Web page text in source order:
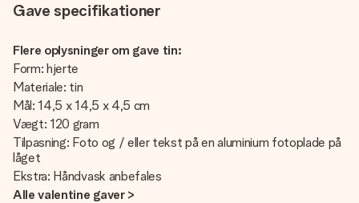
Gave specifikationer
Flere oplysninger om gave tin:
Form: hjerte
Materiale: tin
Mål: 14,5 x 14,5 x 4,5 cm
Vægt: 120 gram
Tilpasning: Foto og / eller tekst på en aluminium fotoplade på
låget
Ekstra: Håndvask anbefales
Alle valentine gaver >